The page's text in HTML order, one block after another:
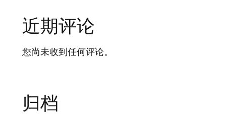
近期评论
您尚未收到任何评论。
归档